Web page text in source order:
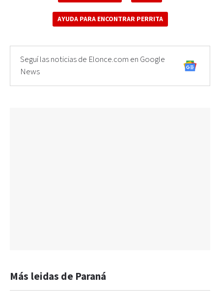
AYUDA PARA ENCONTRAR PERRITA
Seguí las noticias de Elonce.com en Google
News
Más leidas de Paraná